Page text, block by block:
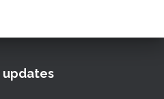
updates